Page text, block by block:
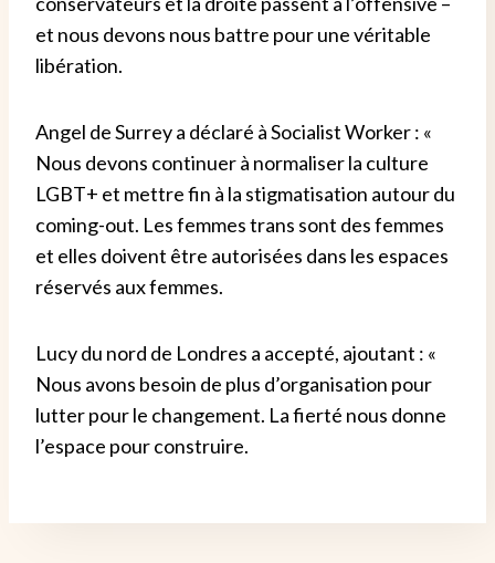
et nous devons nous battre pour une véritable
libération.
Angel de Surrey a déclaré à Socialist Worker : «
Nous devons continuer à normaliser la culture
LGBT+ et mettre fin à la stigmatisation autour du
coming-out. Les femmes trans sont des femmes
et elles doivent être autorisées dans les espaces
réservés aux femmes.
Lucy du nord de Londres a accepté, ajoutant : «
Nous avons besoin de plus d’organisation pour
lutter pour le changement. La fierté nous donne
l’espace pour construire.